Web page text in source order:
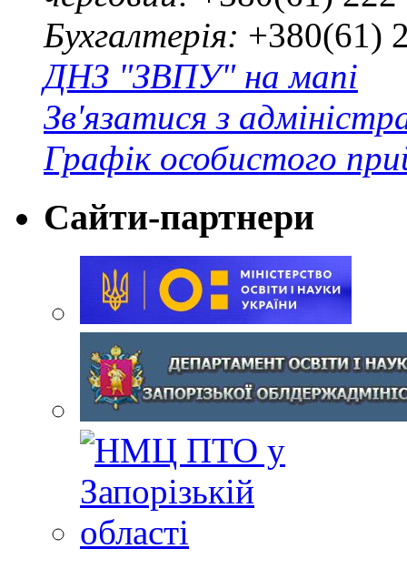
Бухгалтерія: +380(61)
ДНЗ "ЗВПУ" на мапі
Зв'язатися з
Графік особистого
Сайти-партнери